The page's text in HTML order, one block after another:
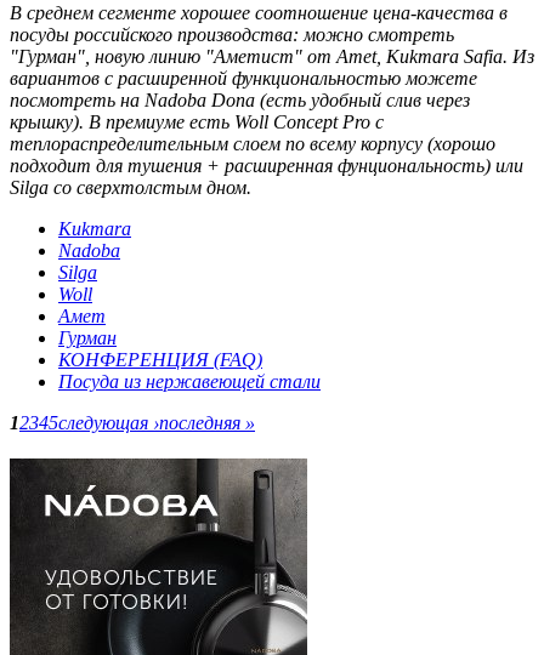
В среднем сегменте хорошее соотношение цена-качества в
посуды российского производства: можно смотреть
"Гурман", новую линию "Аметист" от Amet, Kukmara Safia. Из
вариантов с расширенной функциональностью можете
посмотреть на Nadoba Dona (есть удобный слив через
крышку). В премиуме есть Woll Concept Pro с
теплораспределительным слоем по всему корпусу (хорошо
подходит для тушения + расширенная фунциональность) или
Silga со сверхтолстым дном.
Kukmara
Nadoba
Silga
Woll
Амет
Гурман
КОНФЕРЕНЦИЯ (FAQ)
Посуда из нержавеющей стали
12345следующая ›последняя »